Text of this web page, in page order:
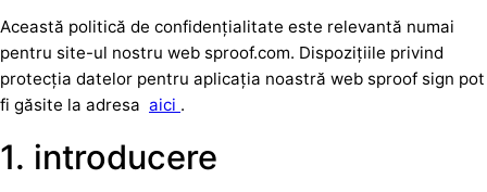
Această politică de confidențialitate este relevantă numai
pentru site-ul nostru web sproof.com. Dispozițiile privind
protecția datelor pentru aplicația noastră web sproof sign pot
fi găsite la adresa aici .
1. introducere